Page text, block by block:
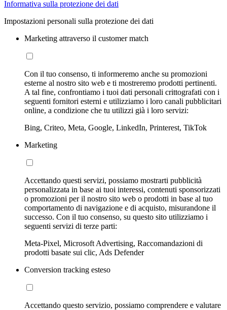
Informativa sulla protezione dei dati
Impostazioni personali sulla protezione dei dati
Marketing attraverso il customer match
Con il tuo consenso, ti informeremo anche su promozioni
esterne al nostro sito web e ti mostreremo prodotti pertinenti.
A tal fine, confrontiamo i tuoi dati personali crittografati con i
seguenti fornitori esterni e utilizziamo i loro canali pubblicitari
online, a condizione che tu utilizzi già i loro servizi:
Bing, Criteo, Meta, Google, LinkedIn, Printerest, TikTok
Marketing
Accettando questi servizi, possiamo mostrarti pubblicità
personalizzata in base ai tuoi interessi, contenuti sponsorizzati
o promozioni per il nostro sito web o prodotti in base al tuo
comportamento di navigazione e di acquisto, misurandone il
successo. Con il tuo consenso, su questo sito utilizziamo i
seguenti servizi di terze parti:
Meta-Pixel, Microsoft Advertising, Raccomandazioni di
prodotti basate sui clic, Ads Defender
Conversion tracking esteso
Accettando questo servizio, possiamo comprendere e valutare